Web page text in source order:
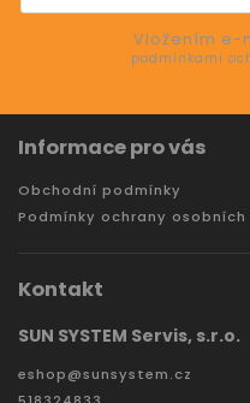
Vložením e-
podmínkami
Informace pro vás
Obchodní podmínky
Podmínky ochrany osobních
Kontakt
SUN SYSTEM Servis, s.r.o.
eshop@sunsystem.cz